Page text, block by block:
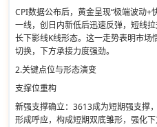
CPI数据公布后，黄金呈现“极端波动
一线，创日内新低后迅速反弹，短线
长下影线K线形态。这一走势表明市
切换，下方承接力度强劲。
2.关键点位与形态演变
支撑位重构
新强支撑确立：3613成为短期强支撑
形成呼应，构成短期双底雏形，强化下